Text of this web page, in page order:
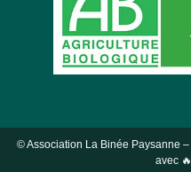
© Association La Binée Paysanne
avec